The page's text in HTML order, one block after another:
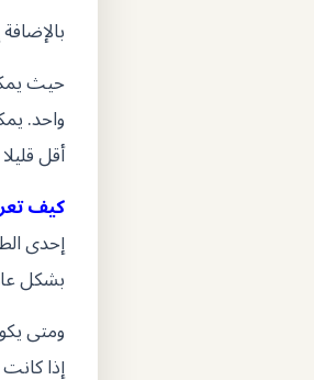
حيث
واحد.
أقل
كيف
إحدى
بشكل
ومتى
إذا